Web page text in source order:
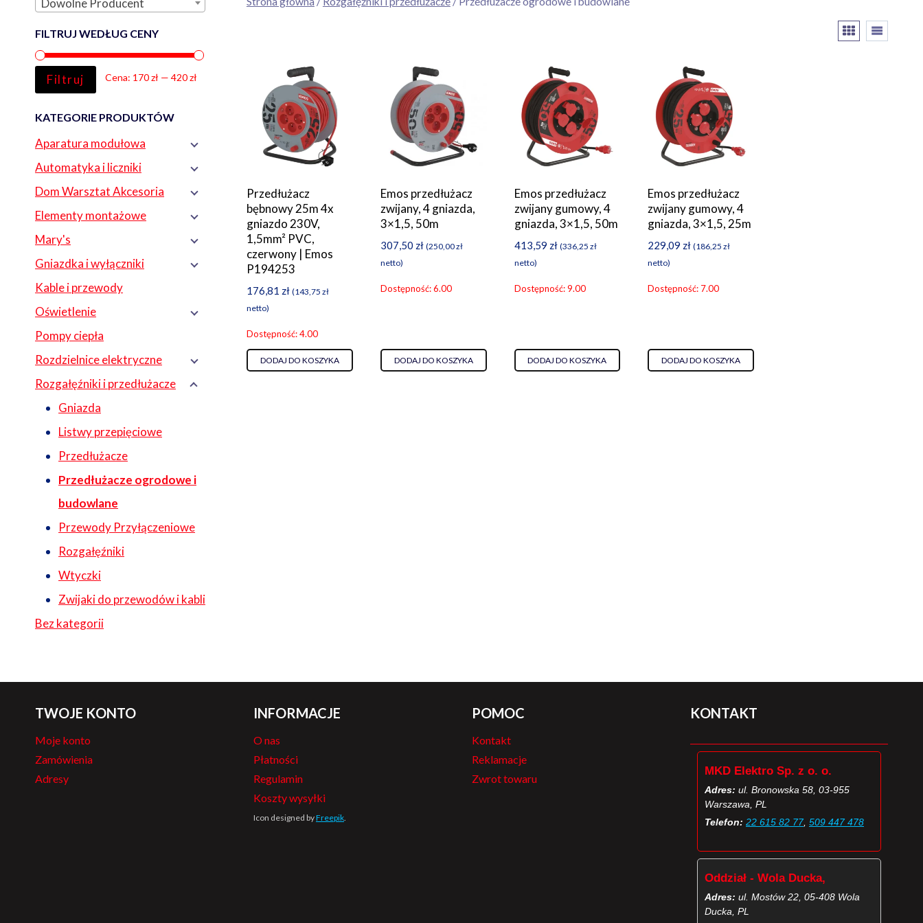
Przedłużacz
bębnowy 25m 4x
gniazdo 230V,
1,5mm² PVC,
czerwony | Emos
P194253
176,81 zł (143,75 zł
netto)
Dostępność: 4.00
DODAJ DO KOSZYKA
Emos przedłużacz
zwijany, 4 gniazda,
3×1,5, 50m
307,50 zł (250,00zł
netto)
Dostępność: 6.00
DODAJ DO KOSZYKA
Emos przedłużacz
zwijany gumowy, 4
gniazda, 3×1,5, 50m
413,59 zł (336,25 zł
netto)
Dostępność: 9.00
DODAJ DO KOSZYKA
Emos przedłużacz
zwijany gumowy, 4
gniazda, 3×1,5, 25m
229,09 zł (186,25zł
netto)
Dostępność: 7.00
DODAJ DO KOSZYKA
Dowolne Producent
FILTRUJ WEDŁUG CENY
Filtruj Cena: 170 zł — 420 zł
KATEGORIE PRODUKTÓW
Aparatura modułowa
Automatyka i liczniki
Dom Warsztat Akcesoria
Elementy montażowe
Mary's
Gniazdka i wyłączniki
Kable i przewody
Oświetlenie
Pompy ciepła
Rozdzielnice elektryczne
Rozgałęźniki i przedłużacze
Gniazda
Listwy przepięciowe
Przedłużacze
Przedłużacze ogrodowe i
budowlane
Przewody Przyłączeniowe
Rozgałęźniki
Wtyczki
Zwijaki do przewodów i kabli
Bez kategorii
TWOJE KONTO
Moje konto
Zamówienia
Adresy
INFORMACJE
O nas
Płatności
Regulamin
Koszty wysyłki
Icon designed byFreepik
POMOC
Kontakt
Reklamacje
Zwrot towaru
KONTAKT
MKD Elektro Sp. z o. o.
Adres: ul. Bronowska 58, 03-955
Warszawa, PL
Telefon: 22 615 82 77, 509 447 478
Oddział - Wola Ducka,
Adres: ul. Mostów 22, 05-408 Wola
Ducka, PL